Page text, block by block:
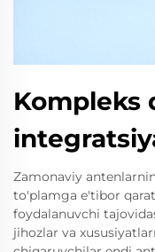
Kompleks
Zamonaviy
to'plamga e'tibor
foydalanuvchi
jihozlar va